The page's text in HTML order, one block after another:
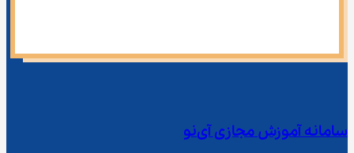
سامانه آموزش مجازی آی‌نو